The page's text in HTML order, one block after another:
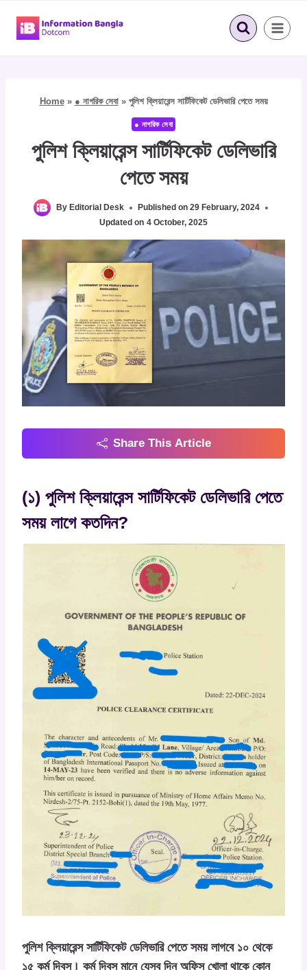
Home» ● নাগরিক সেবা» পুলিশ ক্লিয়ারেন্স সার্টিফিকেট ডেলিভারি পেতে সময়
● নাগরিক সেবা
পুলিশ ক্লিয়ারেন্স সার্টিফিকেট ডেলিভারি
পেতে সময়
By Editorial Desk Published on 29 February, 2024
Updated on 4 October, 2025
Share This Article
(১) পুলিশ ক্লিয়ারেন্স সার্টিফিকেট ডেলিভারি পেতে
সময় লাগে কতদিন?
পুলিশ ক্লিয়ারেন্স সার্টিফিকেট ডেলিভারি পেতে সময় লাগবে ১০ থেকে
১৫ কর্ম দিবস। কর্ম দিবস মানে যেসব দিন অফিস খোলা থাকে কোন